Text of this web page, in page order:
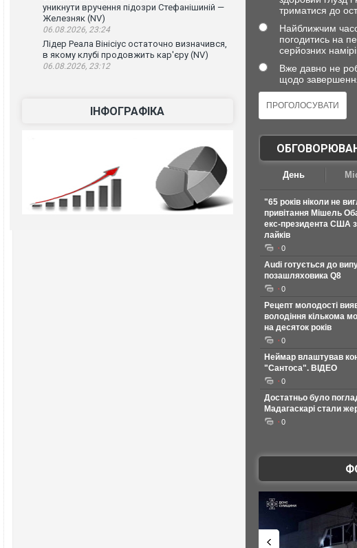
уникнути вручення підозри Стефанішиній —
Железняк (NV)
06.08.2026, 23:24
Лідер Реала Вінісіус остаточно визначився,
в якому клубі продовжить кар'єру (NV)
06.08.2026, 23:12
ІНФОГРАФІКА
триматися до
Найближчим
погодитись на
серйозних
Вже давно не
щодо
День
"65 років ніколи не
привітання Мішель
екс-президента США
лайків
0
Audi готується до
позашляховика Q8
0
Рецепт молодості
володіння кількома
на десяток років
0
Неймар влаштував
"Сантоса". ВІДЕО
0
Достатньо було
Мадагаскарі стали
0